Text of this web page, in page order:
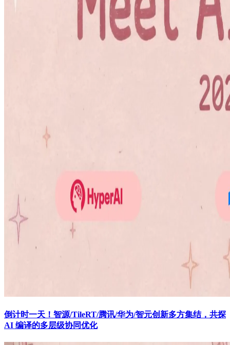
倒计时一天！智源/TileRT/腾讯/华为/智元创新多方集结，共探
AI 编译的多层级协同优化